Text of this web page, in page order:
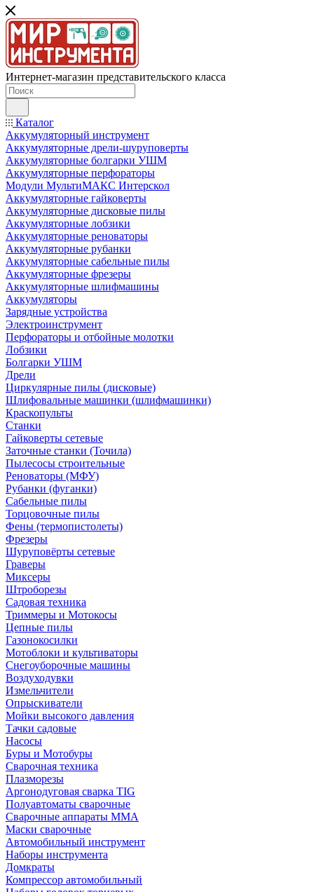
Интернет-магазин представительского класса
Каталог
Аккумуляторный инструмент
Аккумуляторные дрели-шуруповерты
Аккумуляторные болгарки УШМ
Аккумуляторные перфораторы
Модули МультиМАКС Интерскол
Аккумуляторные гайковерты
Аккумуляторные дисковые пилы
Аккумуляторные лобзики
Аккумуляторные реноваторы
Аккумуляторные рубанки
Аккумуляторные сабельные пилы
Аккумуляторные фрезеры
Аккумуляторные шлифмашины
Аккумуляторы
Зарядные устройства
Электроинструмент
Перфораторы и отбойные молотки
Лобзики
Болгарки УШМ
Дрели
Циркулярные пилы (дисковые)
Шлифовальные машинки (шлифмашинки)
Краскопульты
Станки
Гайковерты сетевые
Заточные станки (Точила)
Пылесосы строительные
Реноваторы (МФУ)
Рубанки (фуганки)
Сабельные пилы
Торцовочные пилы
Фены (термопистолеты)
Фрезеры
Шуруповёрты сетевые
Граверы
Миксеры
Штроборезы
Садовая техника
Триммеры и Мотокосы
Цепные пилы
Газонокосилки
Мотоблоки и культиваторы
Снегоуборочные машины
Воздуходувки
Измельчители
Опрыскиватели
Мойки высокого давления
Тачки садовые
Насосы
Буры и Мотобуры
Сварочная техника
Плазморезы
Аргонодуговая сварка TIG
Полуавтоматы сварочные
Сварочные аппараты ММА
Маски сварочные
Автомобильный инструмент
Наборы инструмента
Домкраты
Компрессор автомобильный